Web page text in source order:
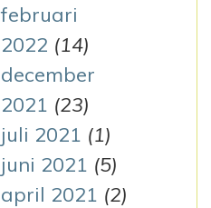
februari
2022 (14)
december
2021 (23)
juli 2021 (1)
juni 2021 (5)
april 2021 (2)